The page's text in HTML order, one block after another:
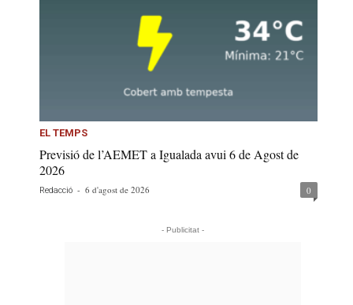
EL TEMPS
Previsió de l’AEMET a Igualada avui 6 de Agost de
2026
Redacció - 6 d'agost de 2026 0
- Publicitat -